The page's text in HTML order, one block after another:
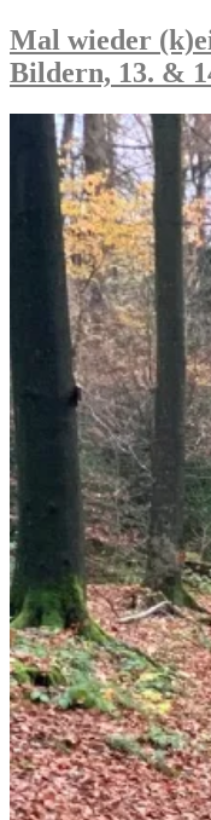
auf
&
macht
Schulen
sicher“
Mal wieder
Bildern, 13. &